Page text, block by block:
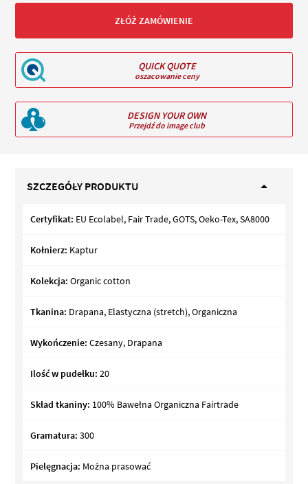
ZŁÓŻ ZAMÓWIENIE
QUICK QUOTE
oszacowanie ceny
DESIGN YOUR OWN
Przejdź do image club
SZCZEGÓŁY PRODUKTU
Certyfikat: EU Ecolabel, Fair Trade, GOTS, Oeko-Tex, SA8000
Kołnierz: Kaptur
Kolekcja: Organic cotton
Tkanina: Drapana, Elastyczna (stretch), Organiczna
Wykończenie: Czesany, Drapana
Ilość w pudełku: 20
Skład tkaniny: 100% Bawełna Organiczna Fairtrade
Gramatura: 300
Pielęgnacja: Można prasować